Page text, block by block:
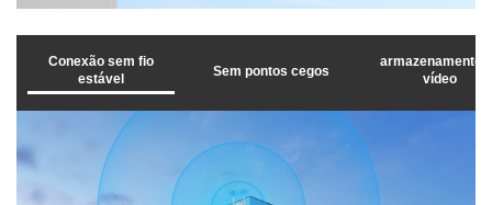
tempo, podendo ser ajustadas de acordo com diferentes
ambientes. Alternação inteligente entre três modos de
visão noturna
Conexão sem fio
estável
Sem pontos cegos
armazenamento
vídeo